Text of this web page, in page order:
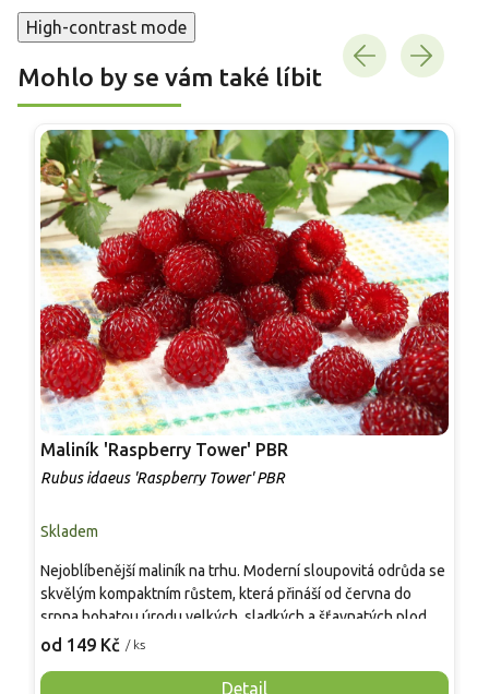
High-contrast mode
Mohlo by se vám také líbit
Maliník 'Raspberry Tower' PBR
Rubus idaeus 'Raspberry Tower' PBR
Skladem
od 149 Kč / ks
Detail
Nejoblíbenější maliník na trhu. Moderní sloupovitá odrůda se
skvělým kompaktním růstem, která přináší od června do
srpna bohatou úrodu velkých, sladkých a šťavnatých plodů.
Pevné vzpřímené výhony tvoří elegantní habitus bez
Mrazuvzdornost do −25 °C a spolehlivá vitalita z něj dělají